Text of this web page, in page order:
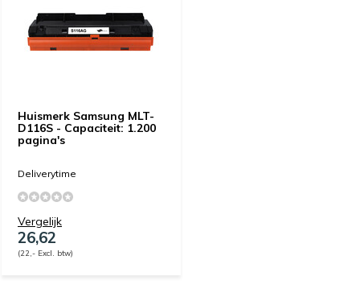
Huismerk Samsung MLT-
D116S - Capaciteit: 1.200
pagina's
Deliverytime
Vergelijk
26,62
(22,- Excl. btw)